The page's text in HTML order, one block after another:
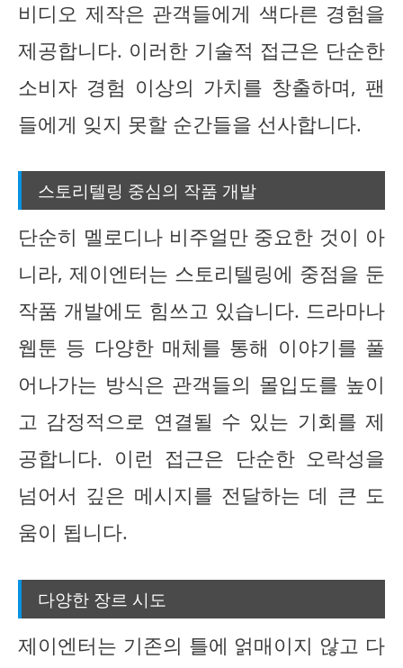
비디오 제작은 관객들에게 색다른 경험을
제공합니다. 이러한 기술적 접근은 단순한
소비자 경험 이상의 가치를 창출하며, 팬
들에게 잊지 못할 순간들을 선사합니다.
스토리텔링 중심의 작품 개발
단순히 멜로디나 비주얼만 중요한 것이 아
니라, 제이엔터는 스토리텔링에 중점을 둔
작품 개발에도 힘쓰고 있습니다. 드라마나
웹툰 등 다양한 매체를 통해 이야기를 풀
어나가는 방식은 관객들의 몰입도를 높이
고 감정적으로 연결될 수 있는 기회를 제
공합니다. 이런 접근은 단순한 오락성을
넘어서 깊은 메시지를 전달하는 데 큰 도
움이 됩니다.
다양한 장르 시도
제이엔터는 기존의 틀에 얽매이지 않고 다